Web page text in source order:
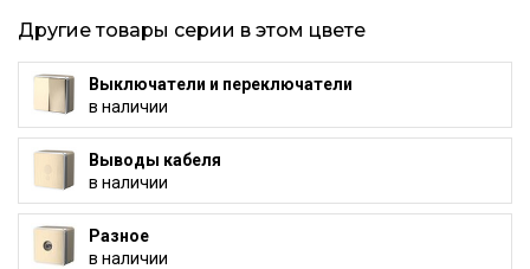
Другие товары серии в этом цвете
Выключатели и переключатели
в наличии
Выводы кабеля
в наличии
Разное
в наличии